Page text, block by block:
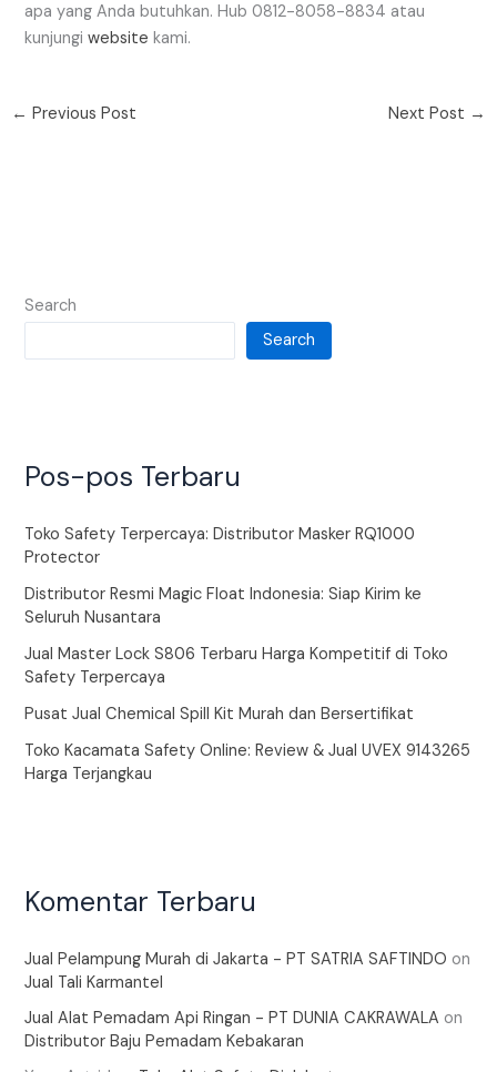
apa yang Anda butuhkan. Hub 0812-8058-8834 atau
kunjungiwebsitekami.
← Previous Post Next Post →
Search
Search
Pos-pos Terbaru
Toko Safety Terpercaya: Distributor Masker RQ1000
Protector
Distributor Resmi Magic Float Indonesia: Siap Kirim ke
Seluruh Nusantara
Jual Master Lock S806 Terbaru Harga Kompetitif di Toko
Safety Terpercaya
Pusat Jual Chemical Spill Kit Murah dan Bersertifikat
Toko Kacamata Safety Online: Review & Jual UVEX 9143265
Harga Terjangkau
Komentar Terbaru
Jual Pelampung Murah di Jakarta - PT SATRIA SAFTINDO on
Jual Tali Karmantel
Jual Alat Pemadam Api Ringan - PT DUNIA CAKRAWALA on
Distributor Baju Pemadam Kebakaran